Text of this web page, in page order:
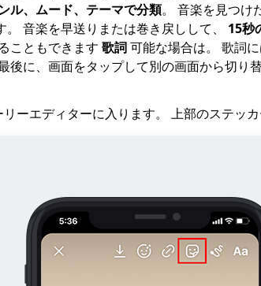
ル、ムード、テーマで分類。 音楽を見つけ
音楽を早送りまたは巻き戻しして、
15秒
こともできます 歌詞可能な場合は。 歌詞
後に、画面をタップして別の画面から切り
ーエディターに入ります。 上部のステッカ